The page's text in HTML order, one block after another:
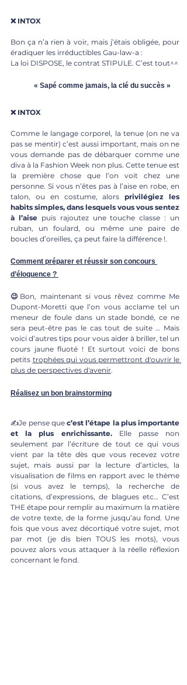
❌ INTOX
Bon ça n’a rien à voir, mais j’étais obligée, pour
éradiquer les irréductibles Gau-law-a :
La loi DISPOSE, le contrat STIPULE. C’est tout^^
« Sapé comme jamais, la clé du succès »
❌ INTOX
Comme le langage corporel, la tenue (on ne va
pas se mentir) c’est aussi important, mais on ne
vous demande pas de débarquer comme une
diva à la Fashion Week non plus. Cette tenue est
la première chose que l’on voit chez une
personne. Si vous n’êtes pas à l’aise en robe, en
talon, ou en costume, alors privilégiez les
habits simples, dans lesquels vous vous sentez
à l’aise puis rajoutez une touche classe : un
ruban, un foulard, ou même une paire de
boucles d’oreilles, ça peut faire la différence !.
Comment préparer et réussir son concours
d’éloquence ?
😉 Bon, maintenant si vous rêvez comme Me
Dupont-Moretti que l’on vous acclame tel un
meneur de foule dans un stade bondé, ce ne
sera peut-être pas le cas tout de suite … Mais
voici d’autres tips pour vous aider à briller, tel un
cours jaune fluoté ! Et surtout voici de bons
petits trophées qui vous permettront d'ouvrir le
plus de perspectives d'avenir.
Réalisez un bon brainstorming
✍️Je pense que c’est l’étape la plus importante
et la plus enrichissante. Elle passe non
seulement par l’écriture de tout ce qui vous
vient par la tête dès que vous recevez votre
sujet, mais aussi par la lecture d’articles, la
visualisation de films en rapport avec le thème
(si vous avez le temps), la recherche de
citations, d’expressions, de blagues etc… C’est
THE étape pour remplir au maximum la matière
de votre texte, de la forme jusqu’au fond. Une
fois que vous avez décortiqué votre sujet, mot
par mot (je dis bien TOUS les mots), vous
pouvez alors vous attaquer à la réelle réflexion
concernant le fond.